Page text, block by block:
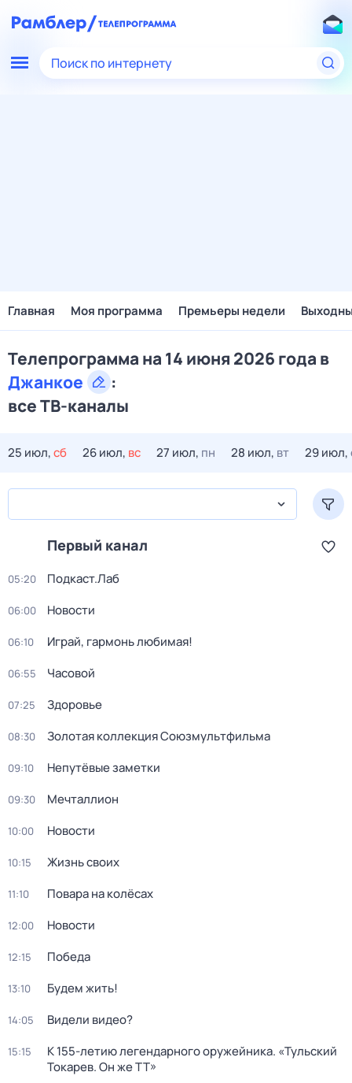
Поиск по интернету
Главная Моя программа Премьеры недели
Телепрограмма на 14 июня 2026 года в
Джанкое
:
все ТВ-каналы
25 июл,сб 26 июл, вс 27 июл, пн 28 июл, вт 29 июл,
Первый канал
05:20 Подкаст.Лаб
06:00 Новости
06:10 Играй, гармонь любимая!
06:55 Часовой
07:25 Здоровье
08:30 Золотая коллекция Союзмультфильма
09:10 Непутёвые заметки
09:30 Мечталлион
10:00 Новости
10:15 Жизнь своих
11:10 Повара на колёсах
12:00 Новости
12:15 Победа
13:10 Будем жить!
14:05 Видели видео?
15:15
К 155-летию легендарного оружейника. «Тульский
Токарев. Он же ТТ»